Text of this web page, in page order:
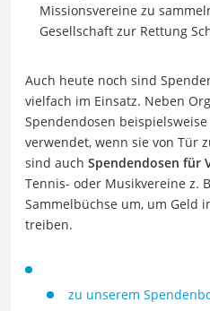
Missionsvereine zu
Gesellschaft zur Rettung
Auch heute noch sind
vielfach im Einsatz. Neben
Spendendosen
verwendet, wenn sie von Tür
sind auch Spendendosen für
Tennis- oder Musikvereine z.
Sammelbüchse um, um Geld
treiben.
zu unserem